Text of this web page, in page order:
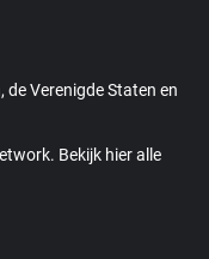
Verenigde Staten en
Bekijk hier alle